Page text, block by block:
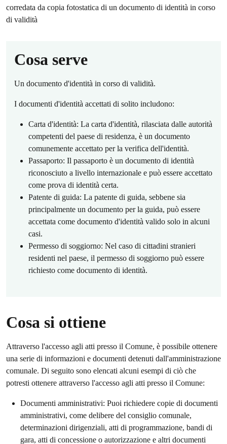
corredata da copia fotostatica di un documento di identità in corso
di validità
Cosa serve
Un documento d'identità in corso di validità.
I documenti d'identità accettati di solito includono:
Carta d'identità: La carta d'identità, rilasciata dalle autorità
competenti del paese di residenza, è un documento
comunemente accettato per la verifica dell'identità.
Passaporto: Il passaporto è un documento di identità
riconosciuto a livello internazionale e può essere accettato
come prova di identità certa.
Patente di guida: La patente di guida, sebbene sia
principalmente un documento per la guida, può essere
accettata come documento d'identità valido solo in alcuni
casi.
Permesso di soggiorno: Nel caso di cittadini stranieri
residenti nel paese, il permesso di soggiorno può essere
richiesto come documento di identità.
Cosa si ottiene
Attraverso l'accesso agli atti presso il Comune, è possibile ottenere
una serie di informazioni e documenti detenuti dall'amministrazione
comunale. Di seguito sono elencati alcuni esempi di ciò che
potresti ottenere attraverso l'accesso agli atti presso il Comune:
Documenti amministrativi: Puoi richiedere copie di documenti
amministrativi, come delibere del consiglio comunale,
determinazioni dirigenziali, atti di programmazione, bandi di
gara, atti di concessione o autorizzazione e altri documenti